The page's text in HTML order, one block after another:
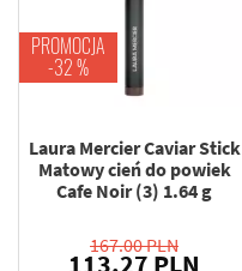
PROMOCJA
-32 %
Laura Mercier Caviar Stick
Matowy cień do powiek
Cafe Noir (3) 1.64 g
167.00 PLN
113.27 PLN